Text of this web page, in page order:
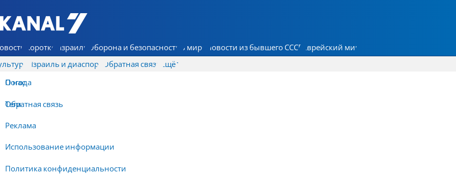
7 КАНАЛ - Аруц Шева
Коротко Израиль Оборона и безопасность В мире Новости из бывшего СССР Еврейский мир
Израиль и диаспора Обратная связь
О нас
Обратная связь
Реклама
Использование информации
Политика конфиденциальности
Ещё
Погода
Теги